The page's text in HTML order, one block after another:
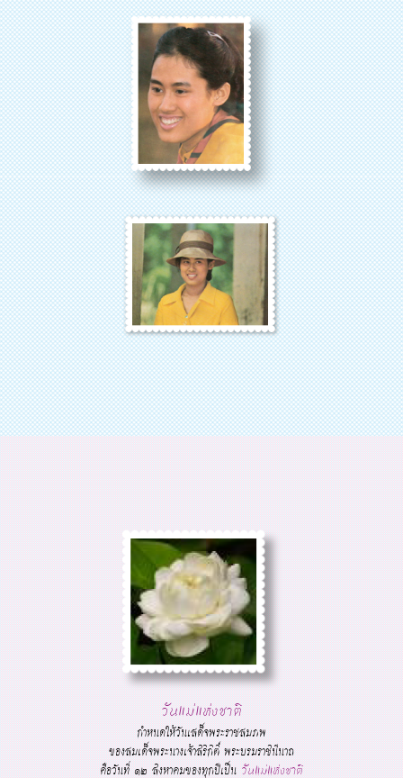
วันแม่แห่งชาติ
กำหนดให้วันเสด็จพระราชสมภพ
ของสมเด็จพระนางเจ้าสิริกิติ์ พระบรมราชินีนาถ
คือวันที่ ๑๒ สิงหาคมของทุกปีเป็น วันแม่แห่งชาติ